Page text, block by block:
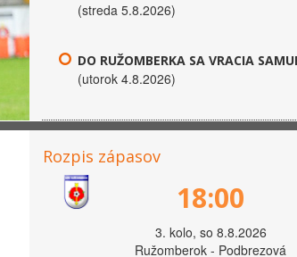
(streda 5.8.2026)
DO RUŽOMBERKA SA VRACIA
(utorok 4.8.2026)
Rozpis zápasov
18:00
3. kolo, so 8.8.2026
Ružomberok - Podbrezová